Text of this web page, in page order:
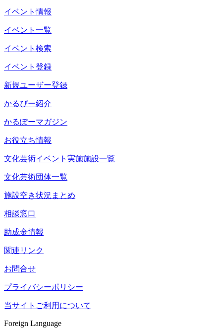
イベント情報
イベント一覧
イベント検索
イベント登録
新規ユーザー登録
かるぴー紹介
かるぽーマガジン
お役立ち情報
文化芸術イベント実施施設一覧
文化芸術団体一覧
施設空き状況まとめ
相談窓口
助成金情報
関連リンク
お問合せ
プライバシーポリシー
当サイトご利用について
Foreign Language